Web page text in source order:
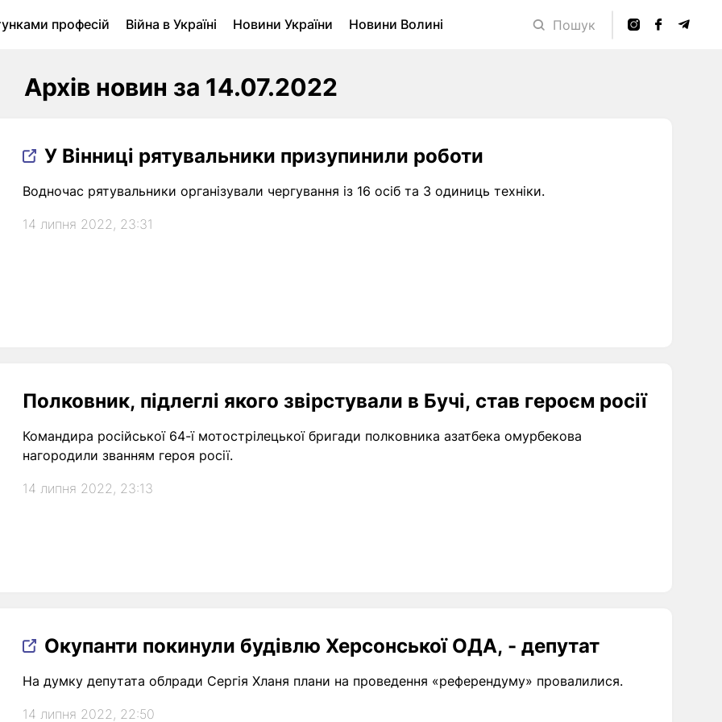
професій Війна в Україні Новини України
Новини Волині
Пошук
Архів новин за 14.07.2022
У Вінниці рятувальники призупинили роботи
Водночас рятувальники організували чергування із 16 осіб та 3 одиниць техніки.
14 липня 2022, 23:31
Полковник, підлеглі якого звірстували в Бучі, став героєм росії
Командира російської 64-ї мотострілецької бригади полковника азатбека омурбекова
нагородили званням героя росії.
14 липня 2022, 23:13
Окупанти покинули будівлю Херсонської ОДА, - депутат
На думку депутата облради Сергія Хланя плани на проведення «референдуму» провалилися.
14 липня 2022, 22:50